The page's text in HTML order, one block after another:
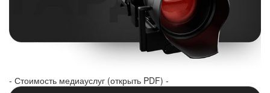
- Стоимость медиауслуг (открыть PDF) -